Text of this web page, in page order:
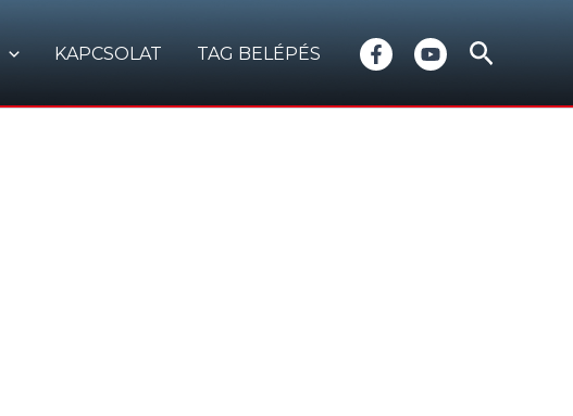
KAPCSOLAT TAG BELÉPÉS Search